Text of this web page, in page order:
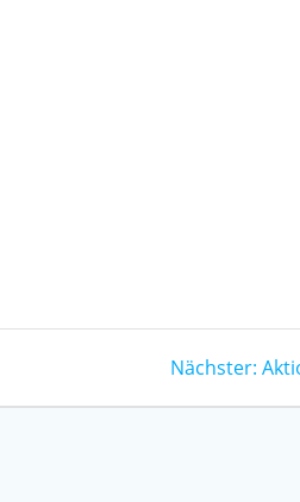
Nächster: